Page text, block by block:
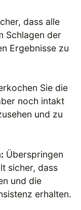
dass alle
Schlagen der
Ergebnisse zu
Sie die
noch intakt
und zu
Überspringen
sicher, dass
und die
erhalten.